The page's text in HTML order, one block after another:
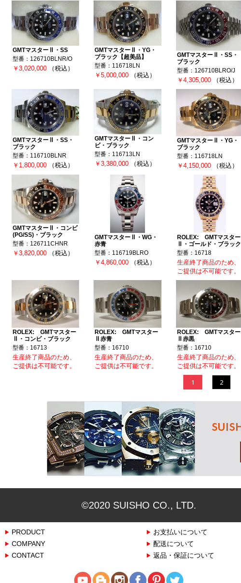
GMTマスターⅡ・SS
型番：126710BLNR/O
￥3,020,000 （税込）
GMTマスターⅡ・YG・
ブラック【超美品】
型番：116718LN
￥5,000,000 （税込）
GMTマスターⅡ・SS・
ブラック
型番：126710BLRO/J
￥4,305,000 （税込）
GMTマスターⅡ・SS・
ブラック
型番：116710BLNR
￥1,800,000 （税込）
GMTマスターⅡ・コン
ビ・ブラック
型番：116713LN
￥3,380,000 （税込）
GMTマスターⅡ・YG・
ブラック
型番：116718LN
￥4,150,000 （税込）
GMTマスターⅡ・コンビ
(PG/SS)・ブラック
型番：126711CHNR
￥3,820,000 （税込）
GMTマスターⅡ・WG・
赤青
型番：116719BLRO
￥4,860,000 （税込）
ROLEX: GMTマスター
Ⅱ・ゴールド・ブラック
型番：16718
生産終了商品のため、
ご提供は不可能です。
ROLEX: GMTマスター
Ⅱ・コンビ・ブラック
型番：16713
生産終了商品のため、
ご提供は不可能です。
ROLEX: GMTマスター
Ⅱ赤青
型番：16710
生産終了商品のため、
ご提供は不可能です。
ROLEX: GMTマスター
Ⅱ赤黒
型番：16710
生産終了商品のため、
ご提供は不可能です。
1 2
©2020 SUISHO CO., LTD.
PRODUCT
COMPANY
CONTACT
お支払いについて
配送について
返品・保証について